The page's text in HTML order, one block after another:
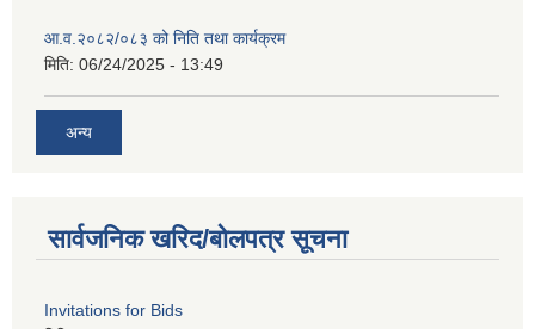
आ.व.२०८२/०८३ को निति तथा कार्यक्रम
मिति: 06/24/2025 - 13:49
अन्य
सार्वजनिक खरिद/बोलपत्र सूचना
Invitations for Bids